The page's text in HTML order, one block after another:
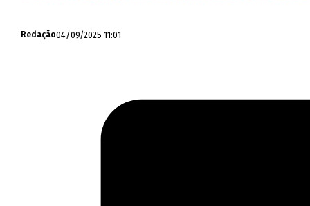
Redação04/09/2025 11:01